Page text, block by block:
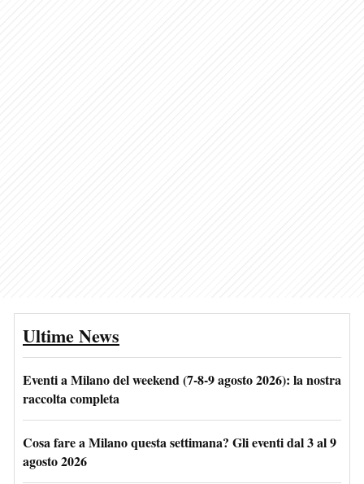
Ultime News
Eventi a Milano del weekend (7-8-9 agosto 2026): la nostra
raccolta completa
Cosa fare a Milano questa settimana? Gli eventi dal 3 al 9
agosto 2026